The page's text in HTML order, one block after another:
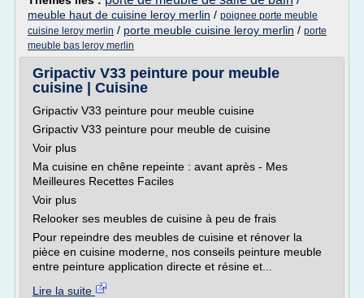
meuble haut de cuisine leroy merlin / poignee porte meuble
cuisine leroy merlin / porte meuble cuisine leroy merlin / porte
meuble bas leroy merlin
Gripactiv V33 peinture pour meuble
cuisine | Cuisine
Gripactiv V33 peinture pour meuble cuisine
Gripactiv V33 peinture pour meuble de cuisine
Voir plus
Ma cuisine en chêne repeinte : avant après - Mes
Meilleures Recettes Faciles
Voir plus
Relooker ses meubles de cuisine à peu de frais
Pour repeindre des meubles de cuisine et rénover la
pièce en cuisine moderne, nos conseils peinture meuble
entre peinture application directe et résine et...
Lire la suite